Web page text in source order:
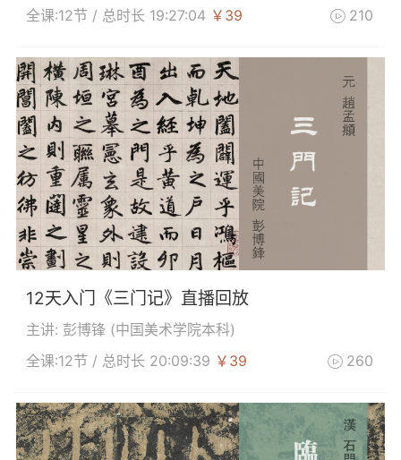
全课:12节 / 总时长 19:27:04 ￥39  210
12天入门《三门记》直播回放
主讲: 彭博锋 (中国美术学院本科)
全课:12节 / 总时长 20:09:39 ￥39  260